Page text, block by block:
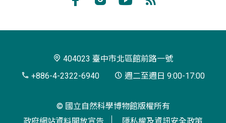
博
閱
404023 臺中市北區館前路一號
+886-4-2322-6940
週二至週日 9:00-17:00
© 國立自然科學博物館版權所有